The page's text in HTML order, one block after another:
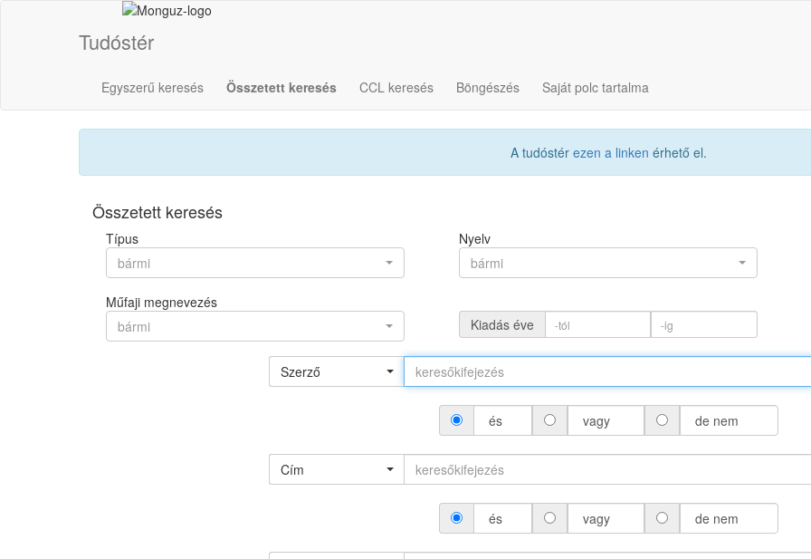
Tudóstér
Egyszerű keresés Összetett keresés CCL keresés Böngészés Saját polc tartalma
A tudóstér ezen a linken érhető el.
Összetett keresés
Típus
bármi
Nyelv
bármi
Műfaji megnevezés
bármi
Kiadás éve
Szerző
és vagy de nem
Cím
és vagy de nem